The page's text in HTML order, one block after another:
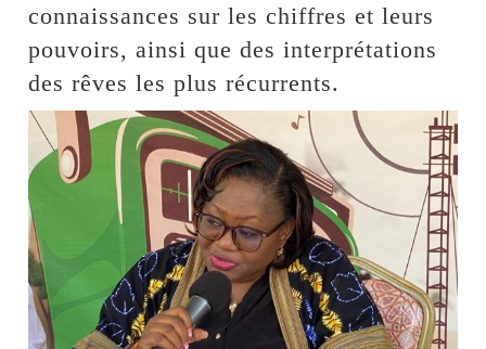
connaissances sur les chiffres et leurs
pouvoirs, ainsi que des interprétations
des rêves les plus récurrents.